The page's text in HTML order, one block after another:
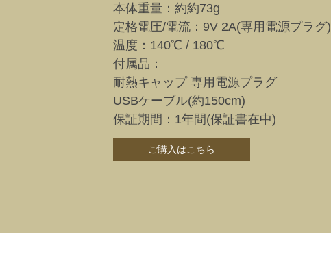
本体重量：約約73g
定格電圧/電流：9V 2A(専用電源プラグ)
温度：140℃ / 180℃
付属品：
耐熱キャップ 専用電源プラグ
USBケーブル(約150cm)
保証期間：1年間(保証書在中)
ご購入はこちら